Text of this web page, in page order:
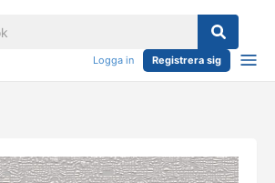
Logga in Registrera sig